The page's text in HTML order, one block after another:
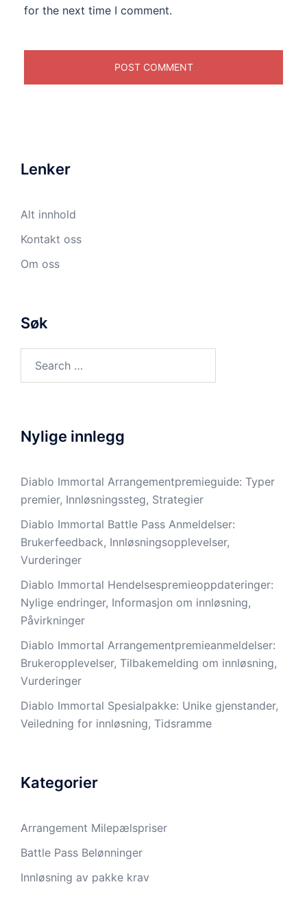
for the next time I comment.
Lenker
Alt innhold
Kontakt oss
Om oss
Søk
for:
Nylige innlegg
Diablo Immortal Arrangementpremieguide: Typer
premier, Innløsningssteg, Strategier
Diablo Immortal Battle Pass Anmeldelser:
Brukerfeedback, Innløsningsopplevelser,
Vurderinger
Diablo Immortal Hendelsespremieoppdateringer:
Nylige endringer, Informasjon om innløsning,
Påvirkninger
Diablo Immortal Arrangementpremieanmeldelser:
Brukeropplevelser, Tilbakemelding om innløsning,
Vurderinger
Diablo Immortal Spesialpakke: Unike gjenstander,
Veiledning for innløsning, Tidsramme
Kategorier
Arrangement Milepælspriser
Battle Pass Belønninger
Innløsning av pakke krav